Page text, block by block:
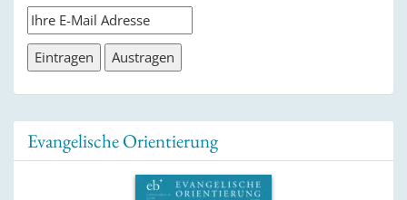
Evangelische Orientierung